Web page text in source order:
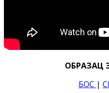
ОБРАЗАЦ
БОС |